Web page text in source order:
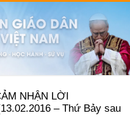
NHẬN LỜI
– Thứ Bảy sau